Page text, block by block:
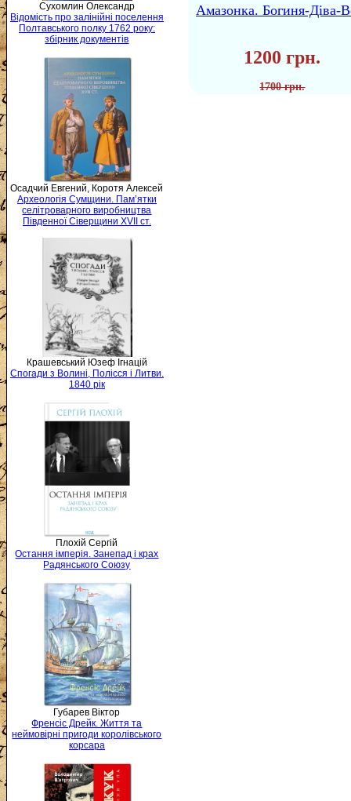
Сухомлин Олександр
Відомість про залінійні поселення
Полтавського полку 1762 року:
збірник документів
Осадчий Евгений, Коротя Алексей
Археологія Сумщини. Пам’ятки
селітроварного виробництва
Південної Сіверщини XVII ст.
Крашевський Юзеф Ігнацій
Спогади з Волині, Полісся і Литви.
1840 рік
Плохій Сергій
Остання імперія. Занепад і крах
Радянського Союзу
Губарев Віктор
Френсіс Дрейк. Життя та
неймовірні пригоди королівського
корсара
Амазонка. Богиня-Діва-
1200 грн.
1700 грн.